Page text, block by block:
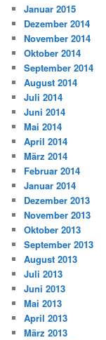
Januar 2015
Dezember 2014
November 2014
Oktober 2014
September 2014
August 2014
Juli 2014
Juni 2014
Mai 2014
April 2014
März 2014
Februar 2014
Januar 2014
Dezember 2013
November 2013
Oktober 2013
September 2013
August 2013
Juli 2013
Juni 2013
Mai 2013
April 2013
März 2013